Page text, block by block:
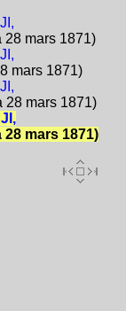
mars 1871)
mars 1871)
28 mars 1871)
mars 1871)